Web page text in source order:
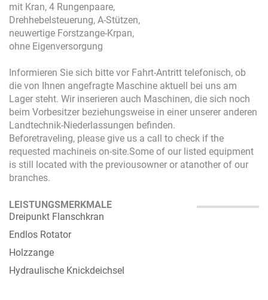
mit Kran, 4 Rungenpaare,
Drehhebelsteuerung, A-Stützen,
neuwertige Forstzange-Krpan,
ohne Eigenversorgung
Informieren Sie sich bitte vor Fahrt-Antritt telefonisch, ob
die von Ihnen angefragte Maschine aktuell bei uns am
Lager steht. Wir inserieren auch Maschinen, die sich noch
beim Vorbesitzer beziehungsweise in einer unserer anderen
Landtechnik-Niederlassungen befinden.
Beforetraveling, please give us a call to check if the
requested machineis on-site.Some of our listed equipment
is still located with the previousowner or atanother of our
branches.
LEISTUNGSMERKMALE
Dreipunkt Flanschkran
Endlos Rotator
Holzzange
Hydraulische Knickdeichsel